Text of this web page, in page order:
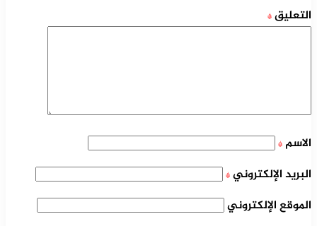
التعليق *
الاسم *
البريد الإلكتروني *
الموقع الإلكتروني